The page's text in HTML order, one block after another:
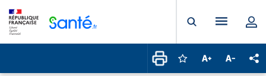
Ouvrir laMenu
Connectez-vous
Augmenter la